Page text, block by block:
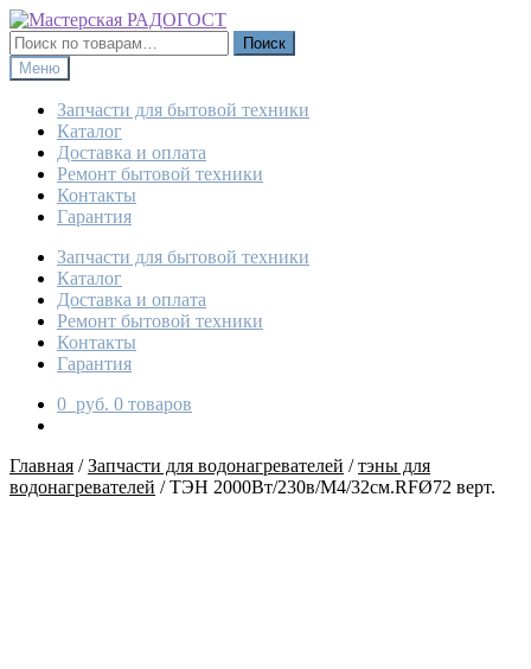
Перейти
к
навигации
Перейти
к
содержимому
Искать:
Поиск
Меню
Запчасти для бытовой техники
Каталог
Доставка и оплата
Ремонт бытовой техники
Контакты
Гарантия
Запчасти для бытовой техники
Каталог
Доставка и оплата
Ремонт бытовой техники
Контакты
Гарантия
0 руб. 0 товаров
Главная /Запчасти для водонагревателей /тэны для
водонагревателей /ТЭН 2000Вт/230в/М4/32см.RFØ72 верт.